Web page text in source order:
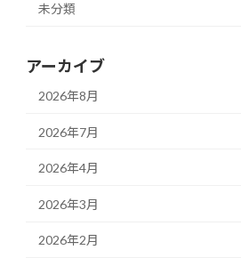
未分類
アーカイブ
2026年8月
2026年7月
2026年4月
2026年3月
2026年2月